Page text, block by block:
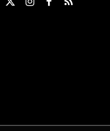
X
Instagram
Facebook
RSS